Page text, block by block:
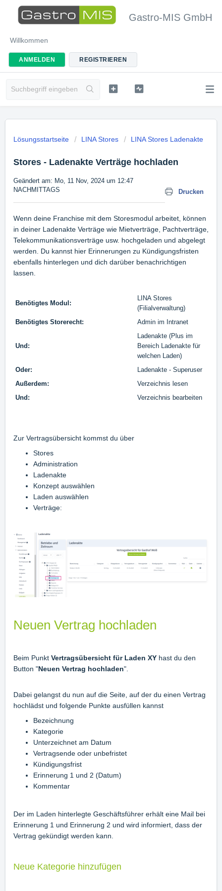
Gastro-MIS GmbH
Willkommen
ANMELDEN REGISTRIEREN
Lösungsstartseite LINA Stores LINA Stores Ladenakte
Stores - Ladenakte Verträge hochladen
Drucken
Geändert am: Mo, 11 Nov, 2024 um 12:47
NACHMITTAGS
Wenn deine Franchise mit dem Storesmodul arbeitet, können
in deiner Ladenakte Verträge wie Mietverträge, Pachtverträge,
Telekommunikationsverträge usw. hochgeladen und abgelegt
werden. Du kannst hier Erinnerungen zu Kündigungsfristen
ebenfalls hinterlegen und dich darüber benachrichtigen
lassen.
Benötigtes Modul:
LINA Stores
(Filialverwaltung)
Benötigtes Storerecht:
Admin im Intranet
Und:
Ladenakte (Plus im
Bereich Ladenakte für
welchen Laden)
Oder:
Ladenakte - Superuser
Außerdem:
Verzeichnis lesen
Und:
Verzeichnis bearbeiten
Zur Vertragsübersicht kommst du über
Stores
Administration
Ladenakte
Konzept auswählen
Laden auswählen
Verträge:
Neuen Vertrag hochladen
Beim Punkt Vertragsübersicht für Laden XY hast du den
Button "Neuen Vertrag hochladen".
Dabei gelangst du nun auf die Seite, auf der du einen Vertrag
hochlädst und folgende Punkte ausfüllen kannst
Bezeichnung
Kategorie
Unterzeichnet am Datum
Vertragsende oder unbefristet
Kündigungsfrist
Erinnerung 1 und 2 (Datum)
Kommentar
Der im Laden hinterlegte Geschäftsführer erhält eine Mail bei
Erinnerung 1 und Erinnerung 2 und wird informiert, dass der
Vertrag gekündigt werden kann.
Neue Kategorie hinzufügen